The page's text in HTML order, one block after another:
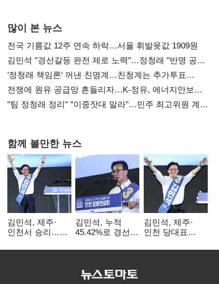
많이 본 뉴스
전국 기름값 12주 연속 하락…서울 휘발윳값 1909원
김민석 "경선갈등 완전 제로 노력"…정청래 "반명 공세
사과부터"
'정청래 책임론' 꺼낸 친명계…친청계는 추가투표
때리기
전쟁에 원유 공급망 흔들리자…K-정유, 에너지안보
핵심으로 재부상
"팀 정청래 정리" "이중잣대 말라"…민주 최고위원 계파
함께 볼만한 뉴스
김민석, 제주·
인천서 승리…
탈환'(종합)
김민석, 누적
45.42%로 경선
격차
김민석, 제주·
인천 당대표